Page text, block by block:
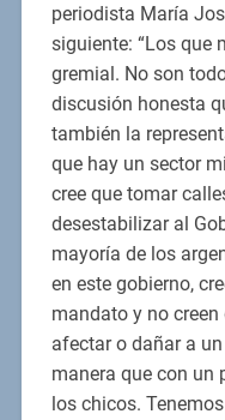
periodista María
siguiente: “Los que
gremial. No son
discusión honesta
también la
que hay un sector
cree que tomar
desestabilizar al
mayoría de los
en este gobierno,
mandato y no
afectar o dañar a
manera que con un
los chicos.